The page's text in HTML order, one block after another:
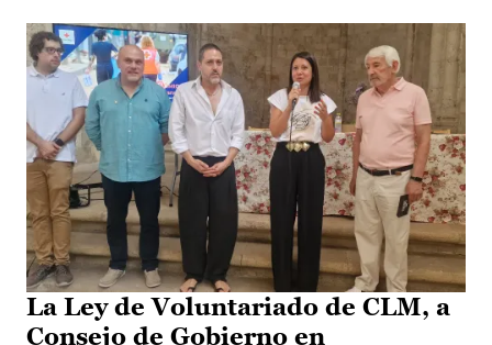
La Ley de Voluntariado de CLM, a
Consejo de Gobierno en